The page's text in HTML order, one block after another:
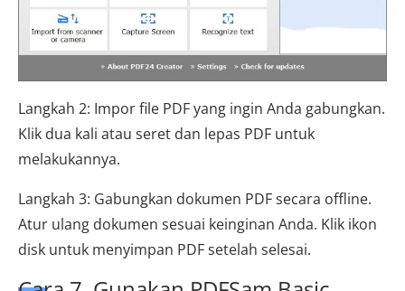
Langkah 2: Impor file PDF yang ingin Anda gabungkan.
Klik dua kali atau seret dan lepas PDF untuk
melakukannya.
Langkah 3: Gabungkan dokumen PDF secara offline.
Atur ulang dokumen sesuai keinginan Anda. Klik ikon
disk untuk menyimpan PDF setelah selesai.